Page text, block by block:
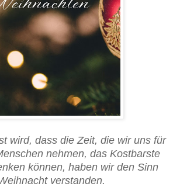
wird, dass die Zeit, die wir uns für
nehmen, das Kostbarste
können, haben wir den Sinn
verstanden.